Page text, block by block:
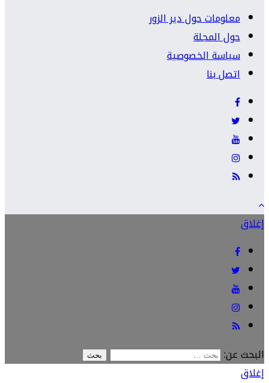
معلومات حول دير الزور
حول المجلة
سياسة الخصوصية
اتصل بنا
إغلاق
البحث عن:
إغلاق